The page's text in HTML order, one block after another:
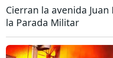
Cierran la avenida
la Parada Militar